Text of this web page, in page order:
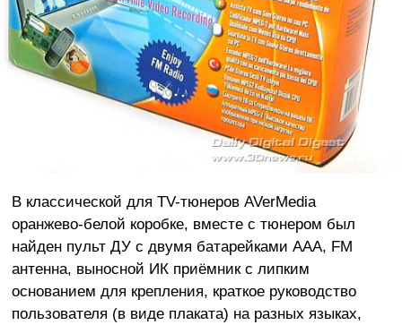
В классической для TV-тюнеров AVerMedia
оранжево-белой коробке, вместе с тюнером был
найден пульт ДУ с двумя батарейками ААА, FM
антенна, выносной ИК приёмник с липким
основанием для крепления, краткое руководство
пользователя (в виде плаката) на разных языках,